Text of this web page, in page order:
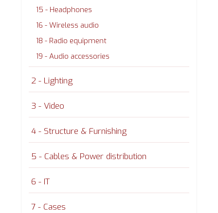
15 - Headphones
16 - Wireless audio
18 - Radio equipment
19 - Audio accessories
2 - Lighting
3 - Video
4 - Structure & Furnishing
5 - Cables & Power distribution
6 - IT
7 - Cases